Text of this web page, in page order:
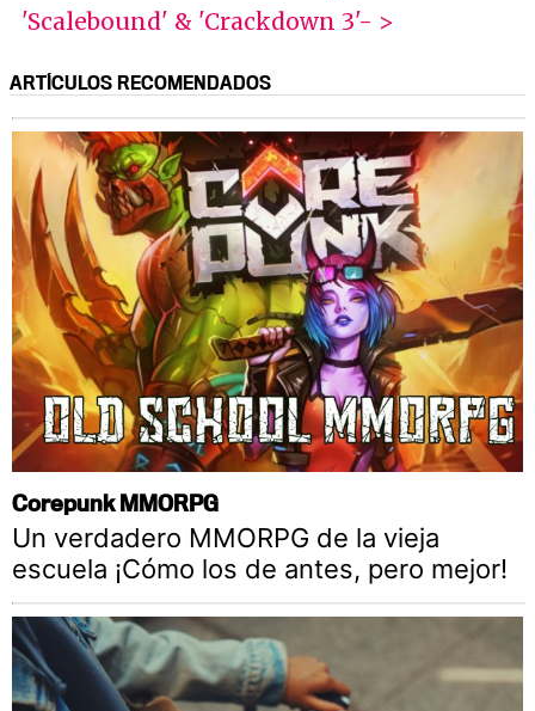
'Scalebound' & 'Crackdown 3'- >
ARTÍCULOS RECOMENDADOS
Corepunk MMORPG
Un verdadero MMORPG de la vieja
escuela ¡Cómo los de antes, pero mejor!